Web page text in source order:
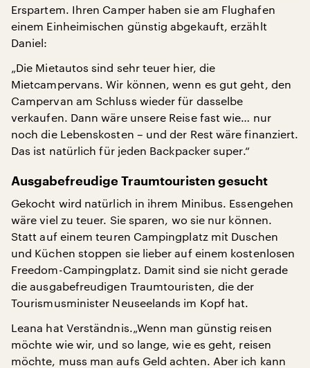
Erspartem. Ihren Camper haben sie am Flughafen
einem Einheimischen günstig abgekauft, erzählt
Daniel:
„Die Mietautos sind sehr teuer hier, die
Mietcampervans. Wir können, wenn es gut geht, den
Campervan am Schluss wieder für dasselbe
verkaufen. Dann wäre unsere Reise fast wie… nur
noch die Lebenskosten – und der Rest wäre finanziert.
Das ist natürlich für jeden Backpacker super.“
Ausgabefreudige Traumtouristen gesucht
Gekocht wird natürlich in ihrem Minibus. Essengehen
wäre viel zu teuer. Sie sparen, wo sie nur können.
Statt auf einem teuren Campingplatz mit Duschen
und Küchen stoppen sie lieber auf einem kostenlosen
Freedom-Campingplatz. Damit sind sie nicht gerade
die ausgabefreudigen Traumtouristen, die der
Tourismusminister Neuseelands im Kopf hat.
Leana hat Verständnis.„Wenn man günstig reisen
möchte wie wir, und so lange, wie es geht, reisen
möchte, muss man aufs Geld achten. Aber ich kann